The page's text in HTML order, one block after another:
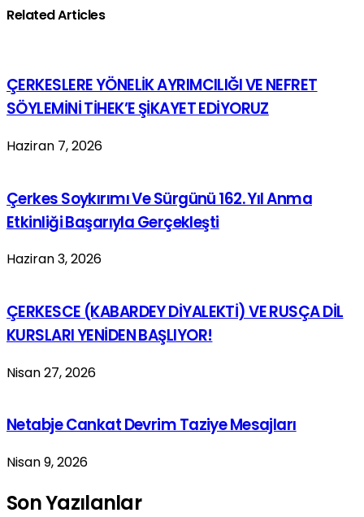
Related Articles
ÇERKESLERE YÖNELİK AYRIMCILIĞI VE NEFRET
SÖYLEMİNİ TİHEK’E ŞİKAYET EDİYORUZ
Haziran 7, 2026
Çerkes Soykırımı Ve Sürgünü 162. Yıl Anma
Etkinliği Başarıyla Gerçekleşti
Haziran 3, 2026
ÇERKESCE (KABARDEY DİYALEKTİ) VE RUSÇA DİL
KURSLARI YENİDEN BAŞLIYOR!
Nisan 27, 2026
Netabje Cankat Devrim Taziye Mesajları
Nisan 9, 2026
Son Yazılanlar